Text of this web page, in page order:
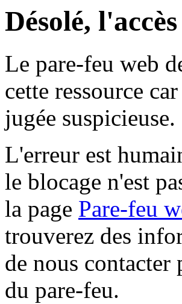
Désolé,
Le pare-feu web
cette ressource
jugée suspicieuse.
L'erreur est
le blocage n'est
la page Pare-feu
trouverez des
de nous contacter
du pare-feu.